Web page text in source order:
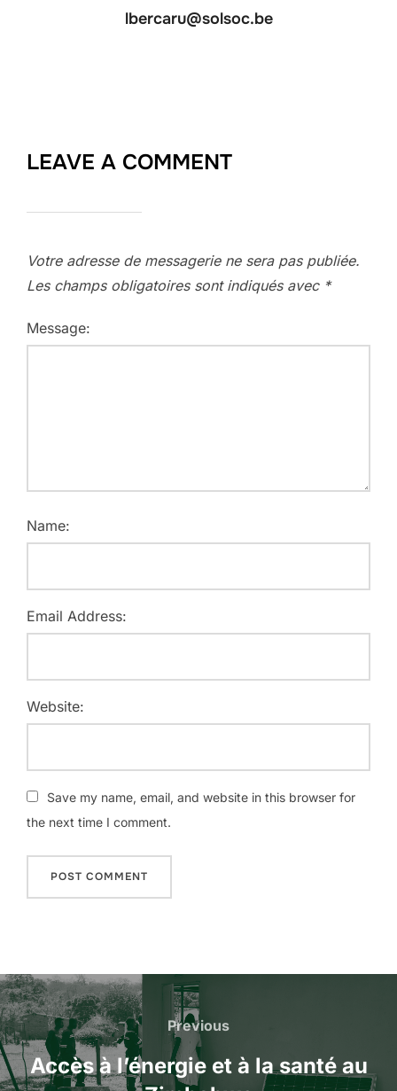
lbercaru@solsoc.be
LEAVE A COMMENT
Votre adresse de messagerie ne sera pas publiée.
Les champs obligatoires sont indiqués avec *
Message:
Name:
Email Address:
Website:
Save my name, email, and website in this browser for
the next time I comment.
Navigation
de
l’article
Previous
Previous
Accès à l’énergie et à la santé au